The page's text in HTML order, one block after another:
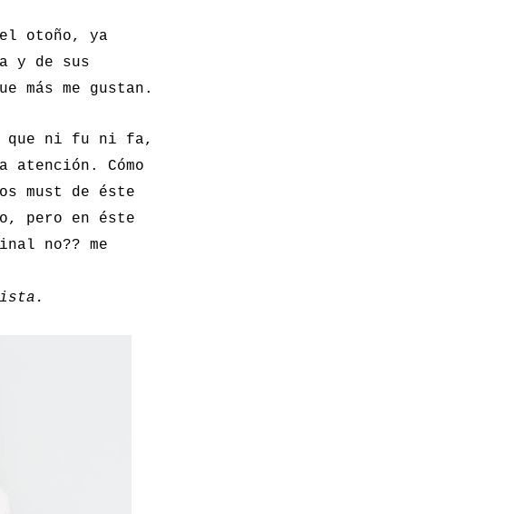
el otoño, ya
y de sus
más me gustan.
que ni fu ni fa,
atención. Cómo
must de éste
pero en éste
no?? me